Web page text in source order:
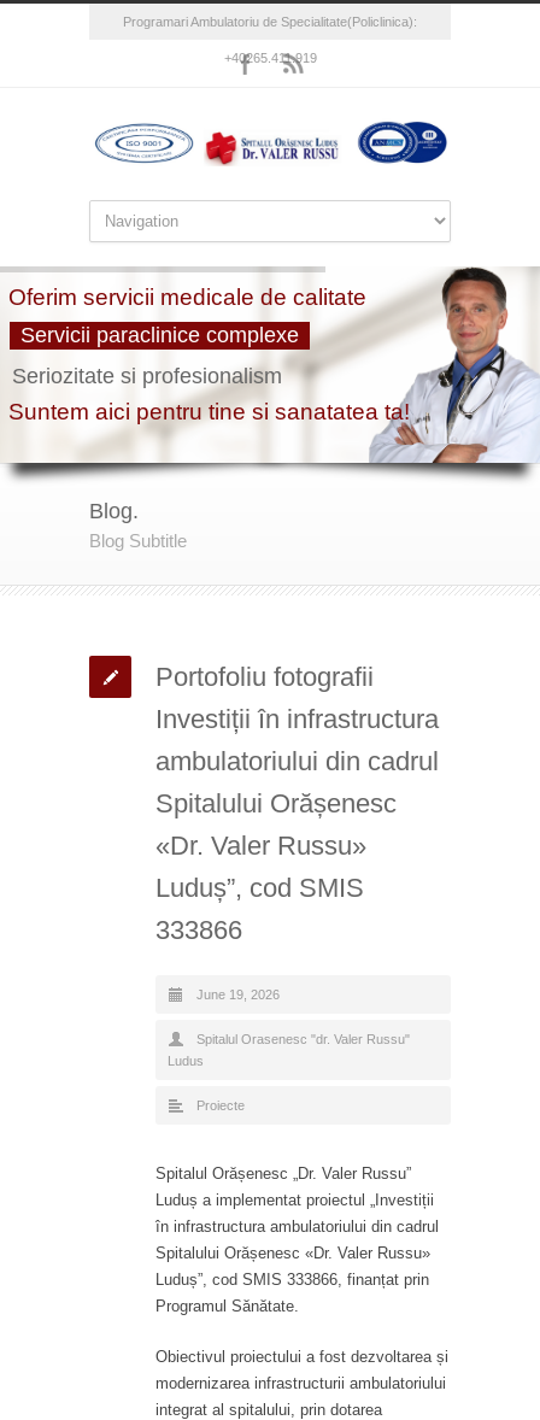
Programari Ambulatoriu de Specialitate(Policlinica):
+40265.411.919
Blog.
Blog Subtitle
Portofoliu fotografii
Investiții în infrastructura
ambulatoriului din cadrul
Spitalului Orășenesc
«Dr. Valer Russu»
Luduș”, cod SMIS
333866
June 19, 2026
Spitalul Orasenesc "dr. Valer Russu"
Ludus
Proiecte
Spitalul Orășenesc „Dr. Valer Russu”
Luduș a implementat proiectul „Investiții
în infrastructura ambulatoriului din cadrul
Spitalului Orășenesc «Dr. Valer Russu»
Luduș”, cod SMIS 333866, finanțat prin
Programul Sănătate.
Obiectivul proiectului a fost dezvoltarea și
modernizarea infrastructurii ambulatoriului
integrat al spitalului, prin dotarea